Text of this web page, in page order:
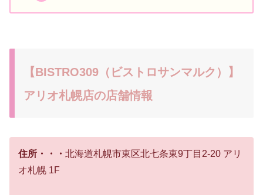
【BISTRO309（ビストロサンマルク）】
アリオ札幌店の店舗情報
住所・・・ 北海道札幌市東区北七条東9丁目2-20 アリ
オ札幌 1F